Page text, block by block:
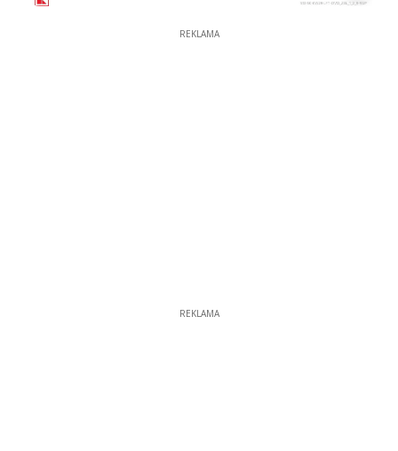
REKLAMA
REKLAMA